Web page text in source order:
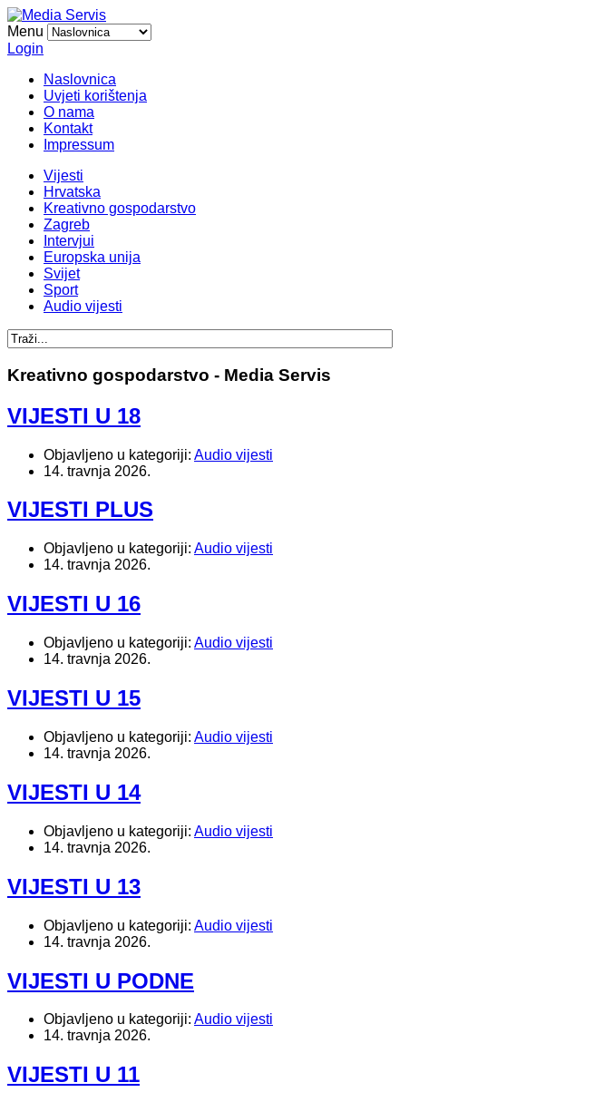
Menu
Login
Naslovnica
Uvjeti korištenja
O nama
Kontakt
Impressum
Vijesti
Hrvatska
Kreativno gospodarstvo
Zagreb
Intervjui
Europska unija
Svijet
Sport
Audio vijesti
Kreativno gospodarstvo - Media Servis
VIJESTI U 18
Objavljeno u kategoriji: Audio vijesti
14. travnja 2026.
VIJESTI PLUS
Objavljeno u kategoriji: Audio vijesti
14. travnja 2026.
VIJESTI U 16
Objavljeno u kategoriji: Audio vijesti
14. travnja 2026.
VIJESTI U 15
Objavljeno u kategoriji: Audio vijesti
14. travnja 2026.
VIJESTI U 14
Objavljeno u kategoriji: Audio vijesti
14. travnja 2026.
VIJESTI U 13
Objavljeno u kategoriji: Audio vijesti
14. travnja 2026.
VIJESTI U PODNE
Objavljeno u kategoriji: Audio vijesti
14. travnja 2026.
VIJESTI U 11